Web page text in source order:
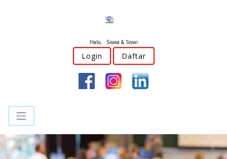
Halo, Siswa & Siswi
Login Daftar